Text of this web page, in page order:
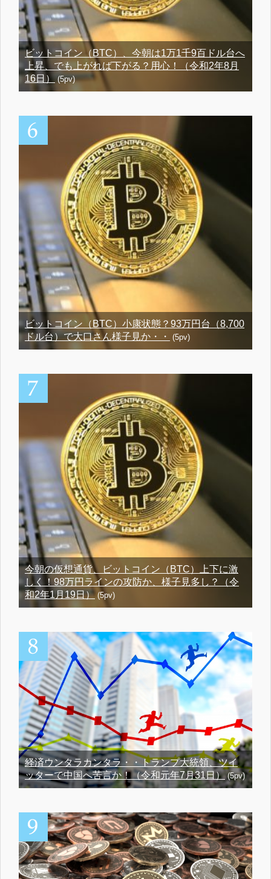
ビットコイン（BTC）、今朝は1万1千9百ドル台へ
上昇、でも上がれば下がる？用心！（令和2年8月
16日）(5pv)
ビットコイン（BTC）小康状態？93万円台（8,700
ドル台）で大口さん様子見か・・
(5pv)
今朝の仮想通貨、ビットコイン（BTC）上下に激
しく！98万円ラインの攻防か、様子見多し？（令
和2年1月19日） (5pv)
経済ウンタラカンタラ・・トランプ大統領、ツイ
ッターで中国へ苦言か！（令和元年7月31日） (5pv)